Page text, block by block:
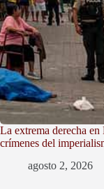
La extrema derecha
crímenes del
agosto 2, 2026